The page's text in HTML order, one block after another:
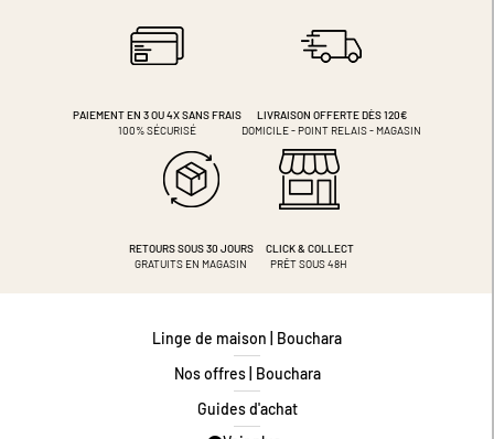
PAIEMENT EN 3 OU 4XSANS FRAIS
100% SÉCURISÉ
LIVRAISON OFFERTE DÈS 120€
DOMICILE - POINT RELAIS - MAGASIN
RETOURS SOUS 30 JOURS
GRATUITS EN MAGASIN
CLICK & COLLECT
PRÊT SOUS 48H
Linge de maison | Bouchara
Nos offres | Bouchara
Guides d'achat